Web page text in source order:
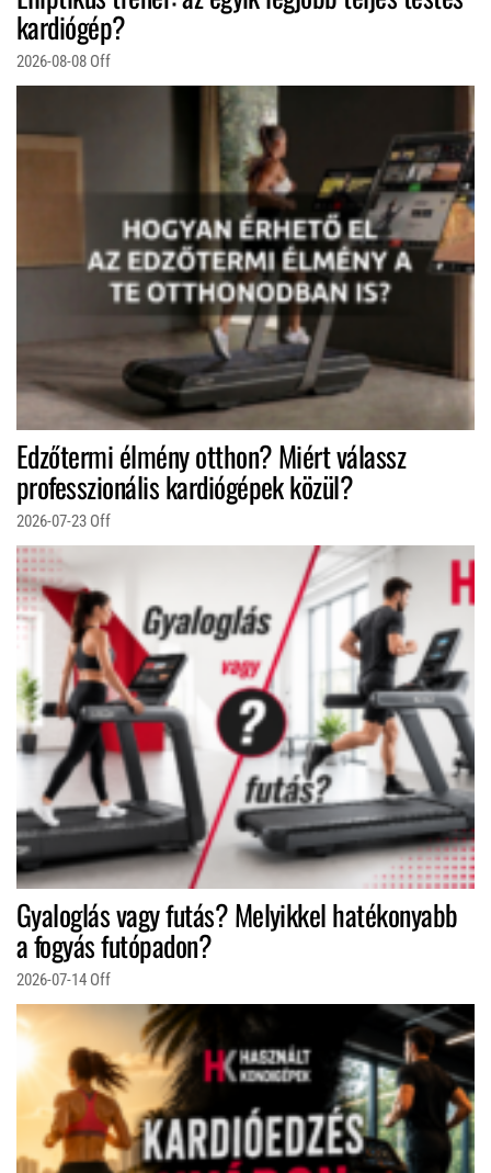
kardiógép?
2026-08-08 Off
Edzőtermi élmény otthon? Miért válassz
professzionális kardiógépek közül?
2026-07-23 Off
Gyaloglás vagy futás? Melyikkel hatékonyabb
a fogyás futópadon?
2026-07-14 Off